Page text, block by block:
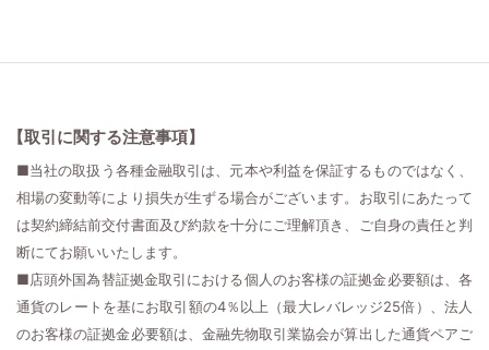
【取引に関する注意事項】
■当社の取扱う各種金融取引は、元本や利益を保証するものではなく、
相場の変動等により損失が生ずる場合がございます。お取引にあたって
は契約締結前交付書面及び約款を十分にご理解頂き、ご自身の責任と判
断にてお願いいたします。
■店頭外国為替証拠金取引における個人のお客様の証拠金必要額は、各
通貨のレートを基にお取引額の4％以上（最大レバレッジ25倍）、法人
のお客様の証拠金必要額は、金融先物取引業協会が算出した通貨ペアご